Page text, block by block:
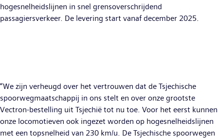
hogesnelheidslijnen in snel grensoverschrijdend
passagiersverkeer. De levering start vanaf december 2025.
“We zijn verheugd over het vertrouwen dat de Tsjechische
spoorwegmaatschappij in ons stelt en over onze grootste
Vectron-bestelling uit Tsjechië tot nu toe. Voor het eerst kunnen
onze locomotieven ook ingezet worden op hogesnelheidslijnen
met een topsnelheid van 230 km/u. De Tsjechische spoorwegen